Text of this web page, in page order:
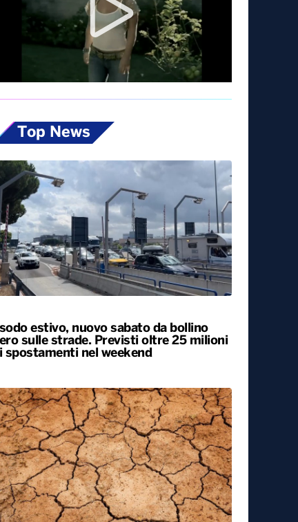
Top News
estivo, nuovo sabato da bollino
sulle strade. Previsti oltre 25 milioni
spostamenti nel weekend